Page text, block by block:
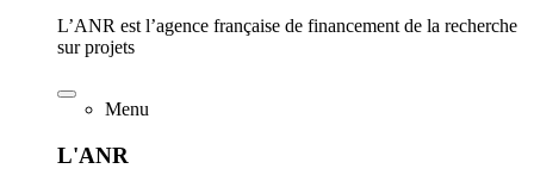
L’ANR est l’agence française de financement de la recherche
sur projets
Menu
L'ANR